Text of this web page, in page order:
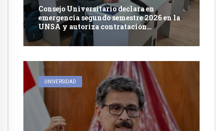
Consejo Universitario declara en
emergencia segundo semestre 2026 en la
UNSA y autoriza contratación
excepcional de docentes
UNIVERSIDAD